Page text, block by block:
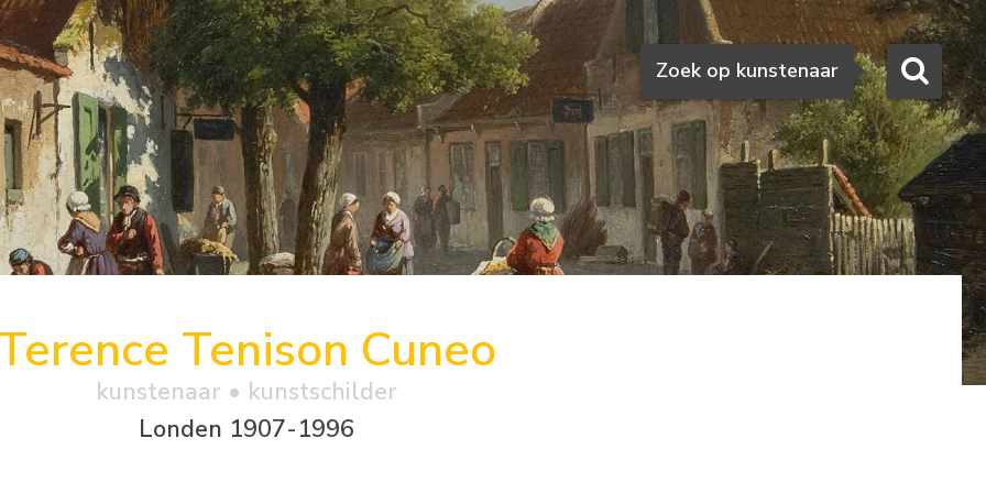
Zoeken
Zoek op kunstenaar
Tenison Cuneo
kunstenaar • kunstschilder
Londen 1907-1996